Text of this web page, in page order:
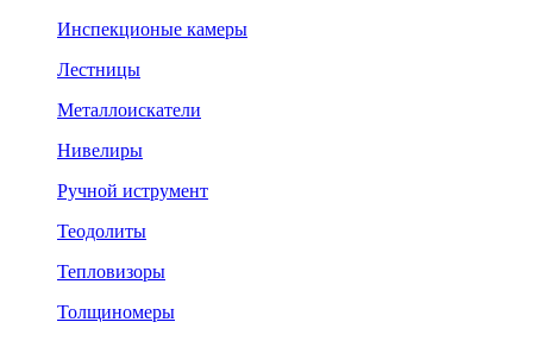
Инспекционые камеры
Лестницы
Металлоискатели
Нивелиры
Ручной иструмент
Теодолиты
Тепловизоры
Толщиномеры